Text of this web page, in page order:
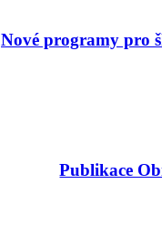
Nové programy pro
Publikace